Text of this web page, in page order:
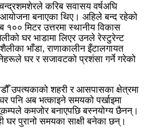
करिब सवासय वर्षअघि
बनाएका थिए। अहिले बन्द रहेको
मिटर उत्तरमा स्थानीय विकास
घर भाडामा लिएर उनले रेस्टुरेन्ट
भाँडा, राणाकालीन इँटालगायत
घर र सजावटको प्रशंसा गर्ने गरेको
उपत्यकाको शहरी र आसपासका क्षेत्रमा
पनि अब भत्काइने समयको पर्खाइमा
कमजोर बनाएपछि बस्नयोग्य छैनन्।
घर पुरानो समयका साक्षी बनेका छन्।